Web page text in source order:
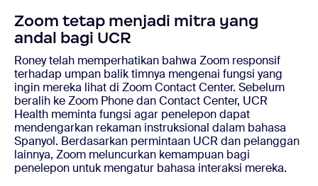
Zoom tetap menjadi mitra yang
andal bagi UCR
Roney telah memperhatikan bahwa Zoom responsif
terhadap umpan balik timnya mengenai fungsi yang
ingin mereka lihat di Zoom Contact Center. Sebelum
beralih ke Zoom Phone dan Contact Center, UCR
Health meminta fungsi agar penelepon dapat
mendengarkan rekaman instruksional dalam bahasa
Spanyol. Berdasarkan permintaan UCR dan pelanggan
lainnya, Zoom meluncurkan kemampuan bagi
penelepon untuk mengatur bahasa interaksi mereka.